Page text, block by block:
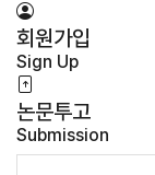
회원가입
Sign Up
논문투고
Submission